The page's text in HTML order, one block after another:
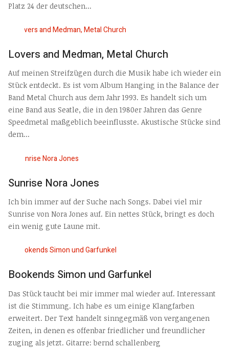
Platz 24 der deutschen...
Lovers and Medman, Metal Church
Auf meinen Streifzügen durch die Musik habe ich wieder ein
Stück entdeckt. Es ist vom Album Hanging in the Balance der
Band Metal Church aus dem Jahr 1993. Es handelt sich um
eine Band aus Seatle, die in den 1980er Jahren das Genre
Speedmetal maßgeblich beeinflusste. Akustische Stücke sind
dem...
Sunrise Nora Jones
Ich bin immer auf der Suche nach Songs. Dabei viel mir
Sunrise von Nora Jones auf. Ein nettes Stück, bringt es doch
ein wenig gute Laune mit.
Bookends Simon und Garfunkel
Das Stück taucht bei mir immer mal wieder auf. Interessant
ist die Stimmung. Ich habe es um einige Klangfarben
erweitert. Der Text handelt sinngegmäß von vergangenen
Zeiten, in denen es offenbar friedlicher und freundlicher
zuging als jetzt. Gitarre: bernd schallenberg